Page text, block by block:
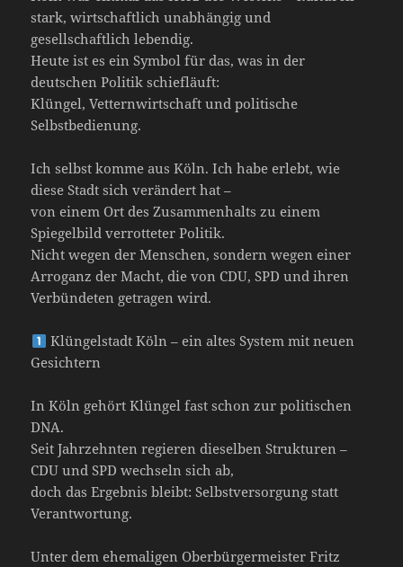
stark, wirtschaftlich unabhängig und
gesellschaftlich lebendig.
Heute ist es ein Symbol für das, was in der
deutschen Politik schiefläuft:
Klüngel, Vetternwirtschaft und politische
Selbstbedienung.
Ich selbst komme aus Köln. Ich habe erlebt, wie
diese Stadt sich verändert hat –
von einem Ort des Zusammenhalts zu einem
Spiegelbild verrotteter Politik.
Nicht wegen der Menschen, sondern wegen einer
Arroganz der Macht, die von CDU, SPD und ihren
Verbündeten getragen wird.
Klüngelstadt Köln – ein altes System mit neuen
Gesichtern
In Köln gehört Klüngel fast schon zur politischen
DNA.
Seit Jahrzehnten regieren dieselben Strukturen –
CDU und SPD wechseln sich ab,
doch das Ergebnis bleibt: Selbstversorgung statt
Verantwortung.
Unter dem ehemaligen Oberbürgermeister Fritz